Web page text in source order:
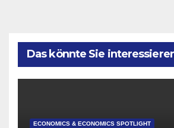
Das könnte Sie
ECONOMICS & ECONOMICS SPOTLIGHT